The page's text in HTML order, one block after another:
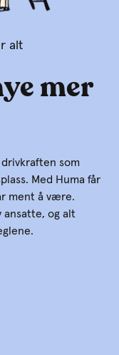
alt
mer
som
Med Huma får
ment å være.
ansatte, og alt